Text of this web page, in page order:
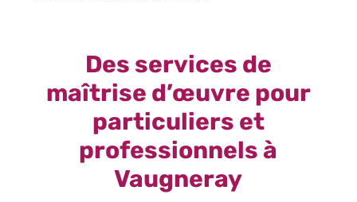
Des services de
maîtrise d’œuvre pour
particuliers et
professionnels à
Vaugneray